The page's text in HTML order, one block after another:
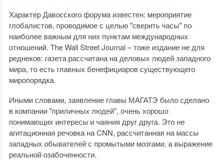
Характер Давосского форума известен: мероприятие
глобалистов, проводимое с целью "сверить часы" по
наиболее важным для них пунктам международных
отношений. The Wall Street Journal – тоже издание не для
реднеков: газета рассчитана на деловых людей западного
мира, то есть главных бенефициаров существующего
миропорядка.
Иными словами, заявление главы МАГАТЭ было сделано
в компании "приличных людей", очень хорошо
понимающих интересы и чаяния друг друга. Это не
агитационная речовка на CNN, рассчитанная на массы
западных обывателей с промытыми мозгами, а выражение
реальной озабоченности.